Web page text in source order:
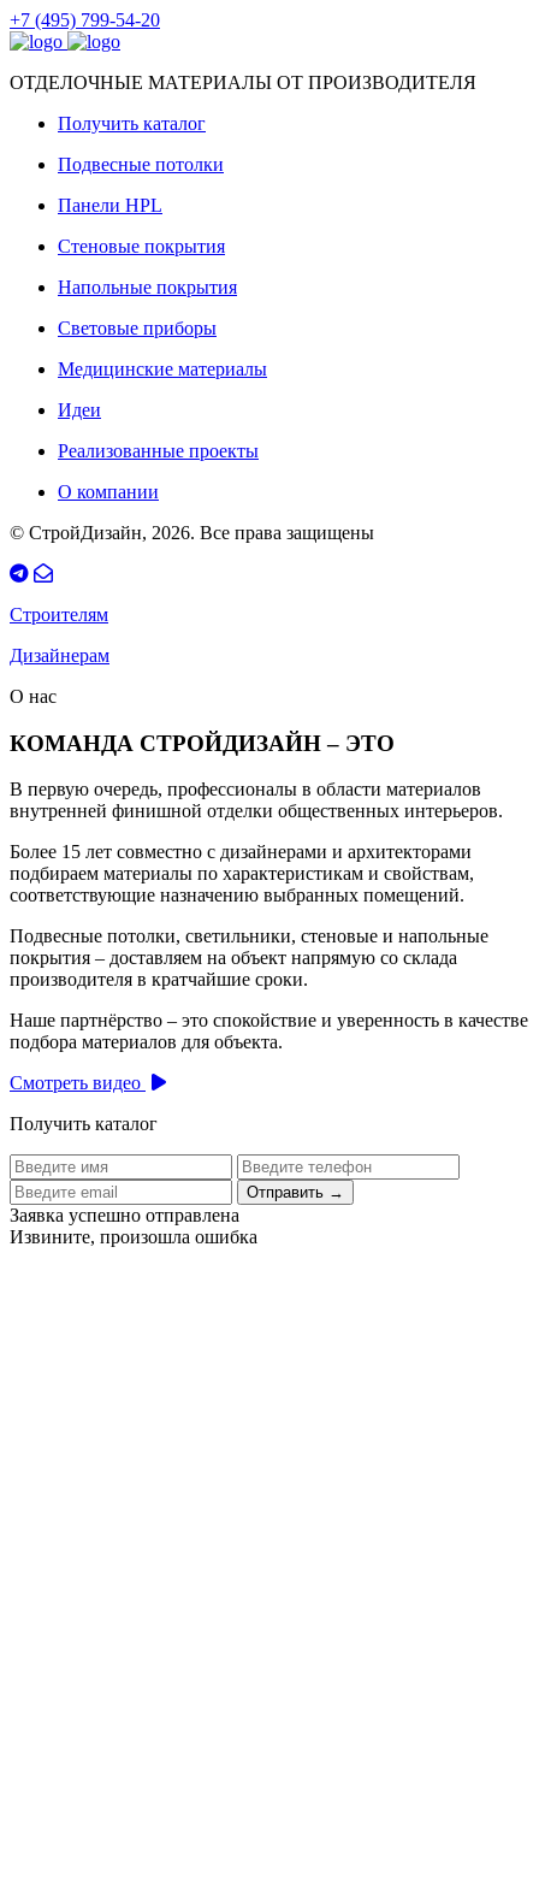
+7 (495) 799-54-20
ОТДЕЛОЧНЫЕ МАТЕРИАЛЫ ОТ ПРОИЗВОДИТЕЛЯ
Получить каталог
Подвесные потолки
Панели HPL
Стеновые покрытия
Напольные покрытия
Световые приборы
Медицинские материалы
Идеи
Реализованные проекты
О компании
© СтройДизайн, 2026. Все права защищены
Строителям
Дизайнерам
О нас
КОМАНДА СТРОЙДИЗАЙН – ЭТО
В первую очередь, профессионалы в области материалов
внутренней финишной отделки общественных интерьеров.
Более 15 лет совместно с дизайнерами и архитекторами
подбираем материалы по характеристикам и свойствам,
соответствующие назначению выбранных помещений.
Подвесные потолки, светильники, стеновые и напольные
покрытия – доставляем на объект напрямую со склада
производителя в кратчайшие сроки.
Наше партнёрство – это спокойствие и уверенность в качестве
подбора материалов для объекта.
Смотреть видео
Получить каталог
Отправить →
Заявка успешно отправлена
Извините, произошла ошибка